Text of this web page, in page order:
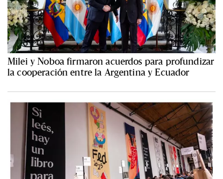
Milei y Noboa firmaron acuerdos para profundizar
la cooperación entre la Argentina y Ecuador